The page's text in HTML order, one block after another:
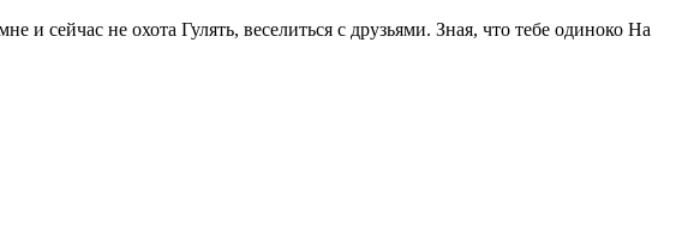
сейчас не охота Гулять, веселиться с друзьями. Зная, что тебе одиноко На